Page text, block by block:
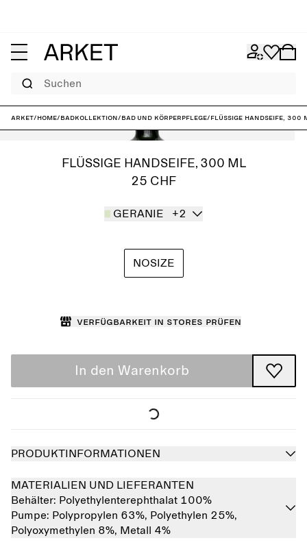
Suchen
ARKET/Home/Badkollektion/Bad und Körperpflege/Flüssige Handseife, 300
FLÜSSIGE HANDSEIFE, 300 ML
25 CHF
GERANIE +2
NOSIZE
Verfügbarkeit in Stores prüfen
In den Warenkorb
PRODUKTINFORMATIONEN
MATERIALIEN UND LIEFERANTEN
Behälter: Polyethylenterephthalat 100%
Pumpe: Polypropylen 63%, Polyethylen 25%,
Polyoxymethylen 8%, Metall 4%